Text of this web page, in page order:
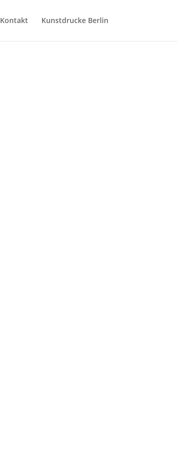
Kontakt Kunstdrucke Berlin